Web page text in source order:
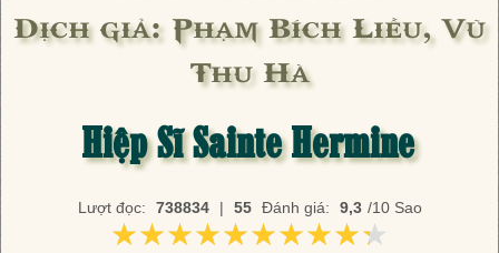
Dịch giả: Phạm Bích Liễu, Vũ
Thu Hà
Hiệp Sĩ Sainte Hermine
Lượt đọc: 738834 | 55 Đánh giá: 9,3 /10 Sao
★★★★★★★★★★
★★★★★★★★★★